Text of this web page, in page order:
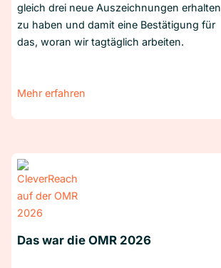
gleich drei neue Auszeichnungen erhalten
zu haben und damit eine Bestätigung für
das, woran wir tagtäglich arbeiten.
Mehr erfahren
Das war die OMR 2026